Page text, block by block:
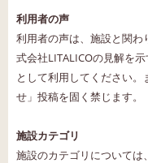
利用者の声
利用者の声は、施設と関
式会社LITALICOの見解を
として利用してください
せ」投稿を固く禁じます。
施設カテゴリ
施設のカテゴリについて